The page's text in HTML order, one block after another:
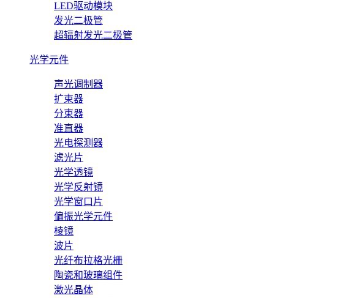
LED驱动模块
发光二极管
超辐射发光二极管
光学元件
声光调制器
扩束器
分束器
准直器
光电探测器
滤光片
光学透镜
光学反射镜
光学窗口片
偏振光学元件
棱镜
波片
光纤布拉格光栅
陶瓷和玻璃组件
激光晶体